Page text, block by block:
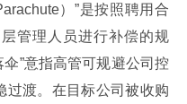
）”是按照聘用合
管理人员进行补偿的规
伞”意指高管可规避公司控
过渡。在目标公司被收购